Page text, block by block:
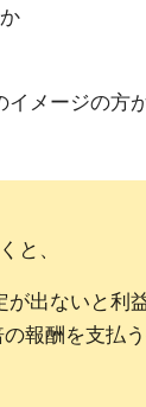
メージの方
と、
が出ないと利
報酬を支払う